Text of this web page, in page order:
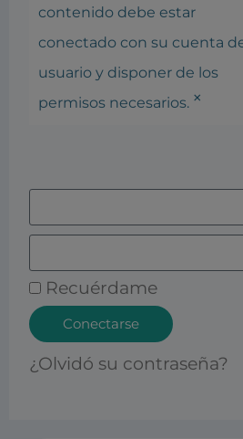
contenido debe estar
conectado con su cuenta
usuario y disponer de los
permisos necesarios. ×
Recuérdame
Conectarse
¿Olvidó su contraseña?